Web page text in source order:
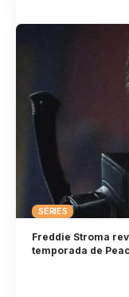
SÉRIES
Freddie Stroma
temporada de